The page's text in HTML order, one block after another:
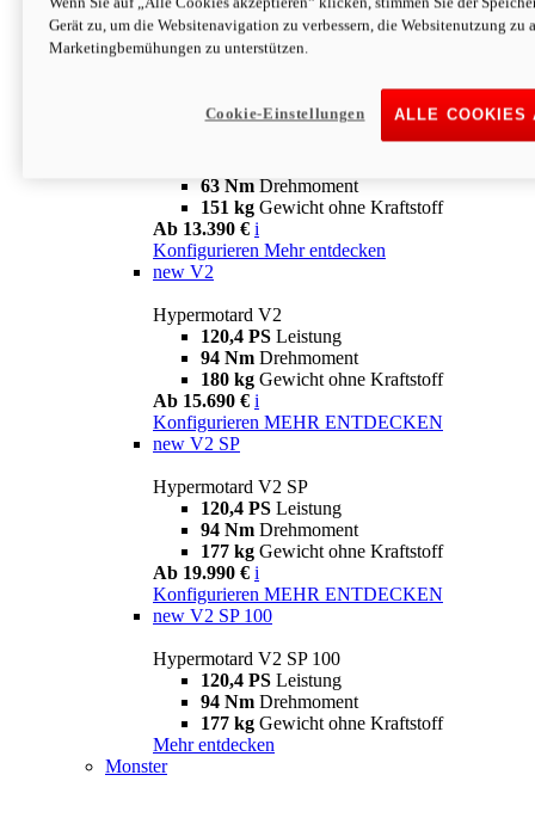
63 NmDrehmoment
151 kgGewicht ohne Kraftstoff
Ab 13.890 € i
63 Nm Drehmoment
151 kg Gewicht ohne Kraftstoff
Ab 13.390 € i
Konfigurieren Mehr entdecken
new V2
Hypermotard V2
120,4 PS Leistung
94 Nm Drehmoment
180 kg Gewicht ohne Kraftstoff
Ab 15.690 € i
Konfigurieren MEHR ENTDECKEN
new V2 SP
Hypermotard V2 SP
120,4 PS Leistung
94 Nm Drehmoment
177 kg Gewicht ohne Kraftstoff
Ab 19.990 € i
Konfigurieren MEHR ENTDECKEN
new V2 SP 100
Hypermotard V2 SP 100
120,4 PS Leistung
94 Nm Drehmoment
177 kg Gewicht ohne Kraftstoff
Mehr entdecken
Monster
Gerät zu, um die Websitenavigation zu verbessern, die Websitenutzung zu
Marketingbemühungen zu unterstützen.
ALLE COOKIES
Cookie-Einstellungen